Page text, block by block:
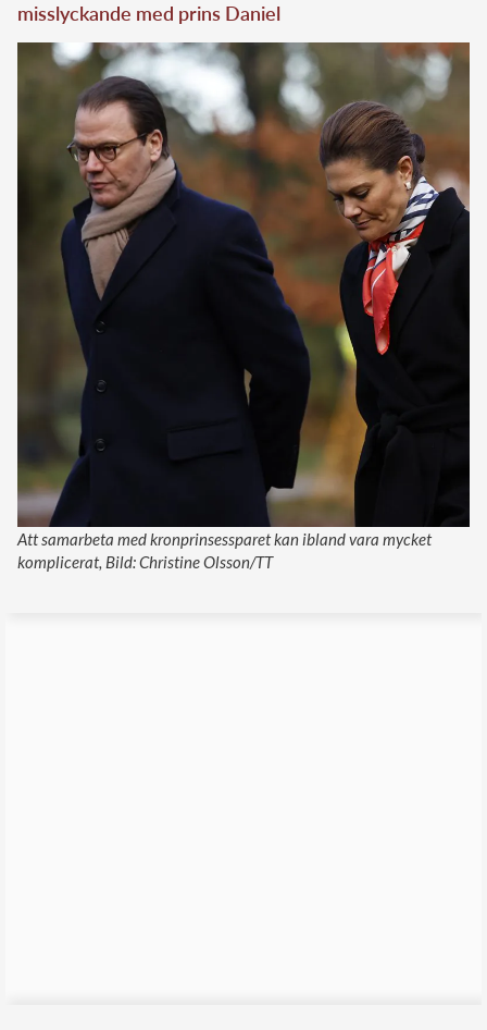
misslyckande med prins Daniel
Att samarbeta med kronprinsessparet kan ibland vara mycket
komplicerat, Bild: Christine Olsson/TT